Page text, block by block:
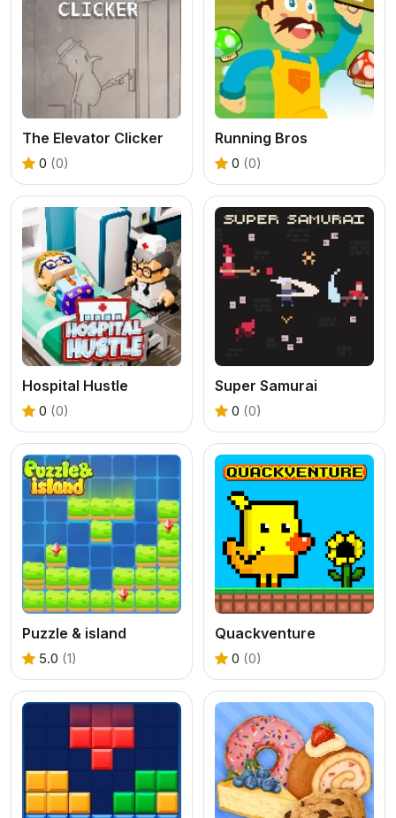
The Elevator Clicker
0 (0)
Running Bros
0 (0)
Hospital Hustle
0 (0)
Super Samurai
0 (0)
Puzzle & island
5.0 (1)
Quackventure
0 (0)